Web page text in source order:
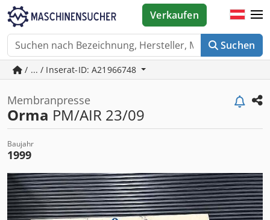
Suchen
Verkaufen
/ ... / Inserat-ID: A21966748
Membranpresse
Orma PM/AIR 23/09
Baujahr
1999